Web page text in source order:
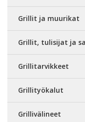
Grillit ja muurikat
Grillit, tulisijat ja
Grillitarvikkeet
Grillityökalut
Grillivälineet